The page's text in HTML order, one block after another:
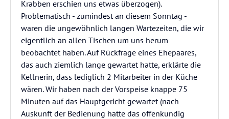
Krabben erschien uns etwas überzogen).
Problematisch - zumindest an diesem Sonntag -
waren die ungewöhnlich langen Wartezeiten, die wir
eigentlich an allen Tischen um uns herum
beobachtet haben. Auf Rückfrage eines Ehepaares,
das auch ziemlich lange gewartet hatte, erklärte die
Kellnerin, dass lediglich 2 Mitarbeiter in der Küche
wären. Wir haben nach der Vorspeise knappe 75
Minuten auf das Hauptgericht gewartet (nach
Auskunft der Bedienung hatte das offenkundig